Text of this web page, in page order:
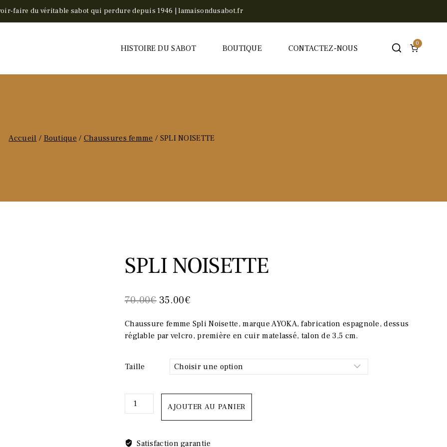
faire du véritable sabot qui perdure depuis 1946 | lamaisondusabot.fr
HISTOIRE DU SABOT BOUTIQUE CONTACTEZ-NOUS
0
Accueil / Boutique / Chaussures femme / SPLI NOISETTE
SPLI NOISETTE
70.00€ Le
initial
70.00€.
35.00€Le
actuel
35.00€.
Chaussure femme Spli Noisette, marque AYOKA, fabrication espagnole, dessus
réglable par velcro, première en cuir matelassé, talon de 3,5 cm.
Taille
quantité
de
AJOUTER AU PANIER
Satisfaction garantie